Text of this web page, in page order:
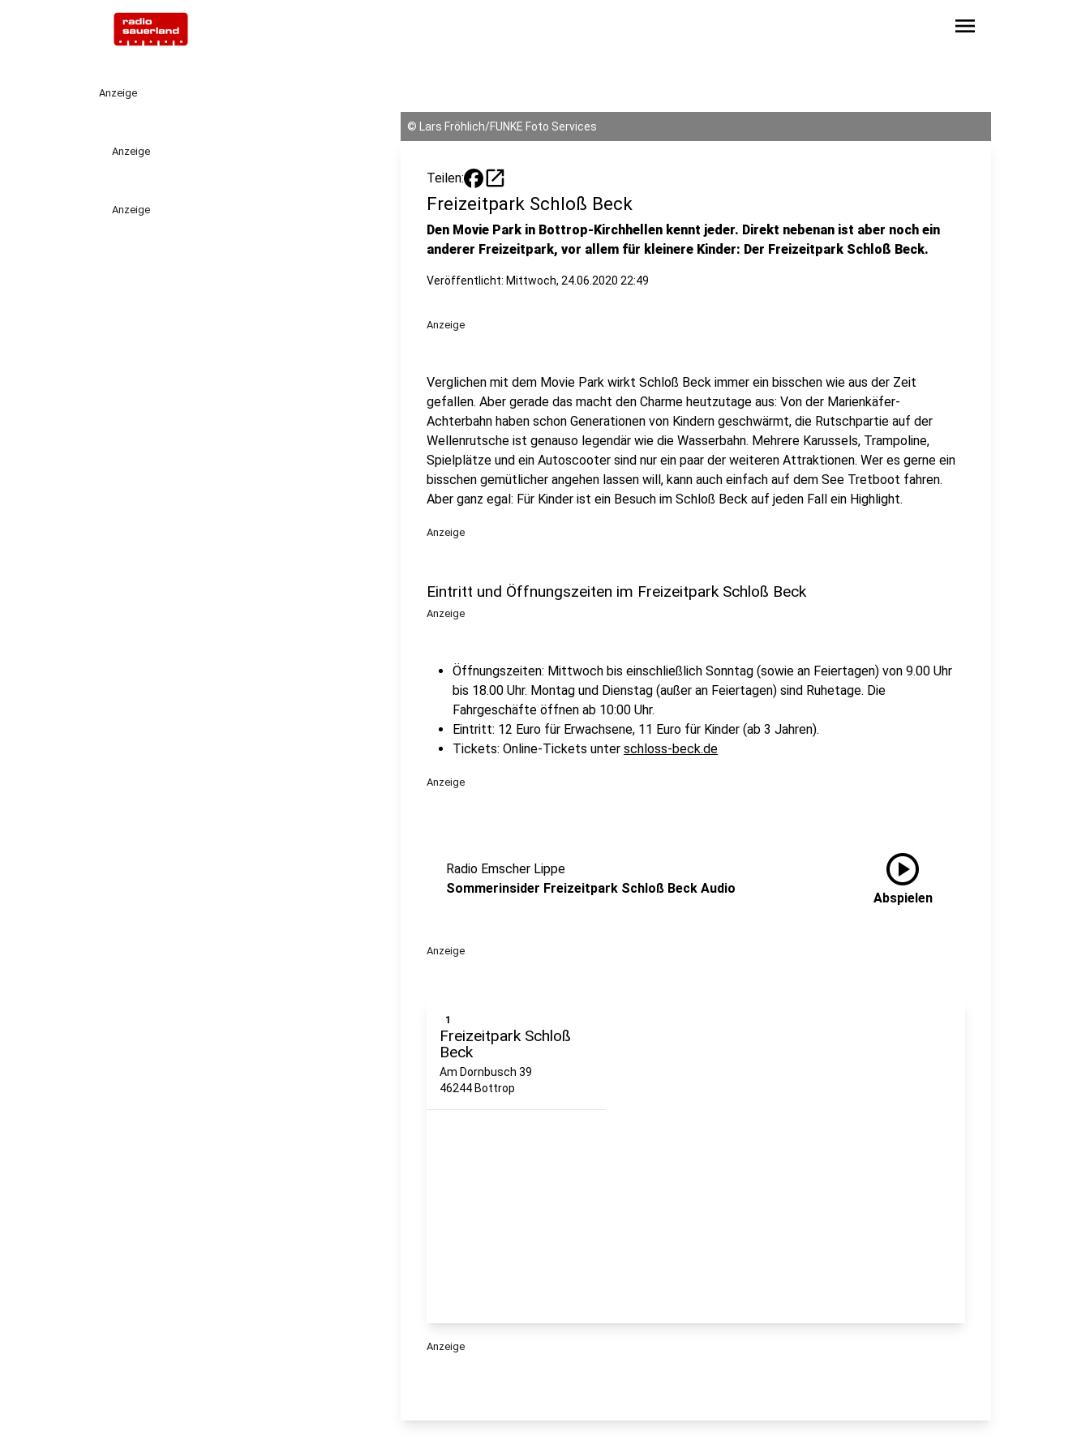
menu
Anzeige
Anzeige
Anzeige
© Lars Fröhlich/FUNKE Foto Services
Teilen: open_in_new
Freizeitpark Schloß Beck
Den Movie Park in Bottrop-Kirchhellen kennt jeder. Direkt nebenan ist aber noch ein
anderer Freizeitpark, vor allem für kleinere Kinder: Der Freizeitpark Schloß Beck.
Veröffentlicht: Mittwoch, 24.06.2020 22:49
Anzeige
Verglichen mit dem Movie Park wirkt Schloß Beck immer ein bisschen wie aus der Zeit
gefallen. Aber gerade das macht den Charme heutzutage aus: Von der Marienkäfer-
Achterbahn haben schon Generationen von Kindern geschwärmt, die Rutschpartie auf der
Wellenrutsche ist genauso legendär wie die Wasserbahn. Mehrere Karussels, Trampoline,
Spielplätze und ein Autoscooter sind nur ein paar der weiteren Attraktionen. Wer es gerne ein
bisschen gemütlicher angehen lassen will, kann auch einfach auf dem See Tretboot fahren.
Aber ganz egal: Für Kinder ist ein Besuch im Schloß Beck auf jeden Fall ein Highlight.
Anzeige
Eintritt und Öffnungszeiten im Freizeitpark Schloß Beck
Anzeige
Öffnungszeiten: Mittwoch bis einschließlich Sonntag (sowie an Feiertagen) von 9.00 Uhr
bis 18.00 Uhr. Montag und Dienstag (außer an Feiertagen) sind Ruhetage. Die
Fahrgeschäfte öffnen ab 10:00 Uhr.
Eintritt: 12 Euro für Erwachsene, 11 Euro für Kinder (ab 3 Jahren).
Tickets: Online-Tickets unter schloss-beck.de
Anzeige
Radio Emscher Lippe
Sommerinsider Freizeitpark Schloß Beck Audio
play_circle
Abspielen
Anzeige
1
Freizeitpark Schloß
Beck
Am Dornbusch 39
46244 Bottrop
Anzeige